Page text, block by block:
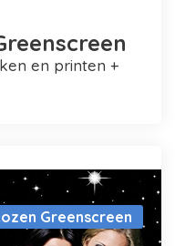
Greenscreen